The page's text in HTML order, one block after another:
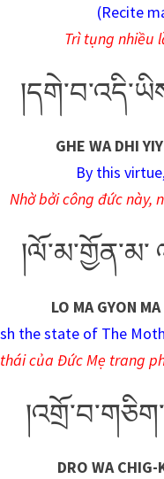
(Recite
Trì tụng nhiều
GHE WA DHI
By this
Nhờ bởi công đức này,
LO MA GYON
the state of The
của Đức Mẹ trang
DRO WA CHIG-